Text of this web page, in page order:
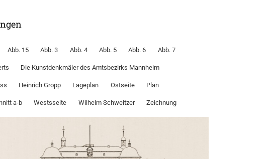
Abb. 15 Abb. 3 Abb. 4 Abb. 5 Abb. 6 Abb. 7
Die Kunstdenkmäler des Amtsbezirks Mannheim
Heinrich Gropp Lageplan Ostseite Plan
a-b Westsseite Wilhelm Schweitzer Zeichnung